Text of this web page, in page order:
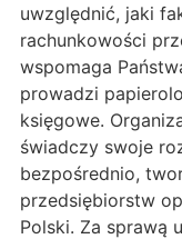
uwzględnić, jaki
rachunkowości
wspomaga
prowadzi
księgowe.
świadczy swoje
bezpośrednio,
przedsiębiorstw
Polski. Za sprawą